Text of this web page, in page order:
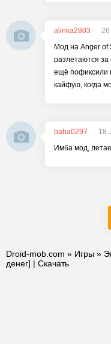
alinka2803
26
Мод на Anger of
разлетаются за
ещё пофиксили
кайфую, когда
baha0297
18
Имба мод,
Droid-mob.com » Игры »
денег] | Скачать